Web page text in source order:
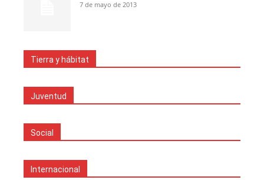
7 de mayo de 2013
Tierra y hábitat
Juventud
Social
Internacional